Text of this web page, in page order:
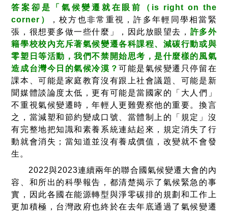
答案卻是「氣候變遷就在眼前（is right on the
corner）
，校方也非常重視，許多年輕同學相當緊
張，很想要多做一些什麼」，因此放眼望去， 許多外
籍學校校內充斥著氣候變遷各科課程、減碳行動或與
零塑日等活動，我們不禁開始思考，是什麼樣的風氣
造成台灣今日的氣候冷漠？可能是氣候變遷只停留在
課本、可能是家庭教育沒有跟上社會議題、可能是新
聞媒體談論度太低，更有可能是當國家的「大人們」
不重視氣候變遷時，年輕人更難覺察他的重要。換言
之，當減塑和節約變成口號、當體制上的「規定」沒
有完整地把知識和素養系統連結起來，規定消失了行
動就會消失；當知道並沒有養成價值，改變就不會發
生。
2022與2023連續兩年的聯合國氣候變遷大會的內
容、和所出的科學報告，都清楚揭示了氣候緊急的事
實，因此各國在能源轉型與淨零碳排的規劃和工作上
更加積極，台灣政府也終於在去年底通過了氣候變遷